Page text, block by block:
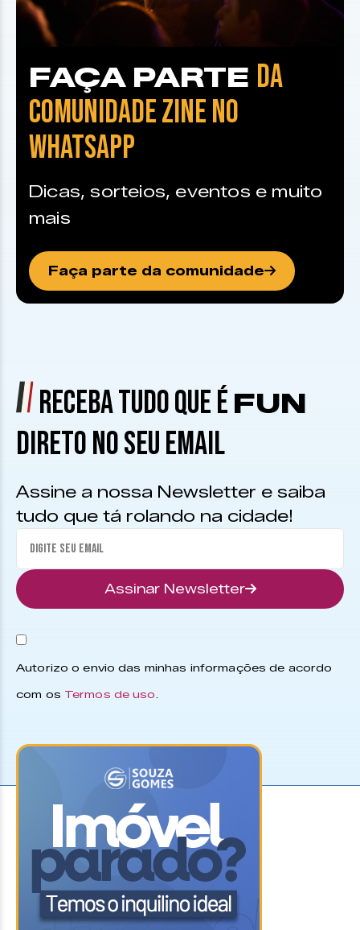
FAÇA PARTE DA
COMUNIDADE ZINE NO
WHATSAPP
Dicas, sorteios, eventos e muito
mais
Faça parte da comunidade
RECEBA TUDO QUE É FUN
DIRETO NO SEU EMAIL
Assine a nossa Newsletter e saiba
tudo que tá rolando na cidade!
Assinar Newsletter
Autorizo o envio das minhas informações de acordo
com os Termos de uso